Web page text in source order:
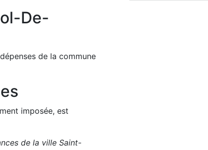
De-
de la commune
imposée, est
de la ville Saint-